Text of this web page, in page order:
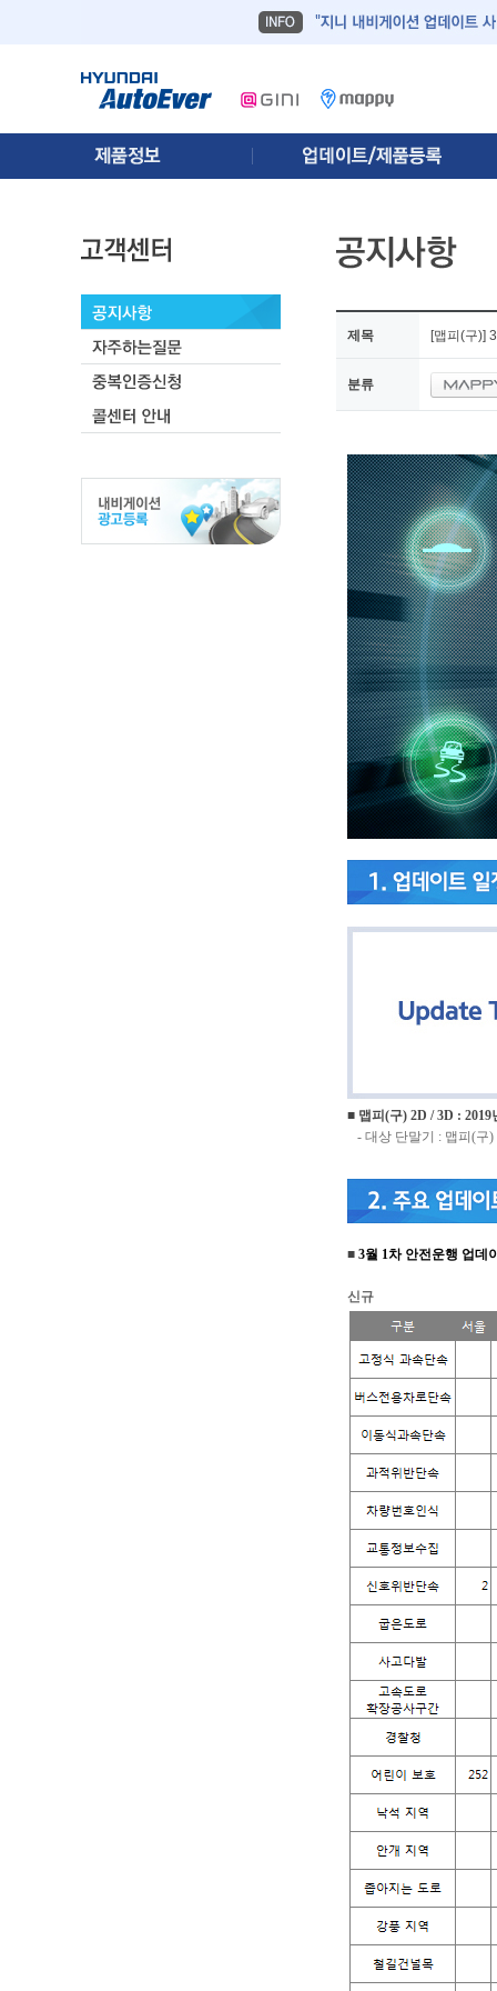
제목 [맵피(구)]
분류
■ 맵피(구) 2D / 3D : 2019
- 대상 단말기 : 맵피(구
■ 3월 1차 안전운행 업데
신규